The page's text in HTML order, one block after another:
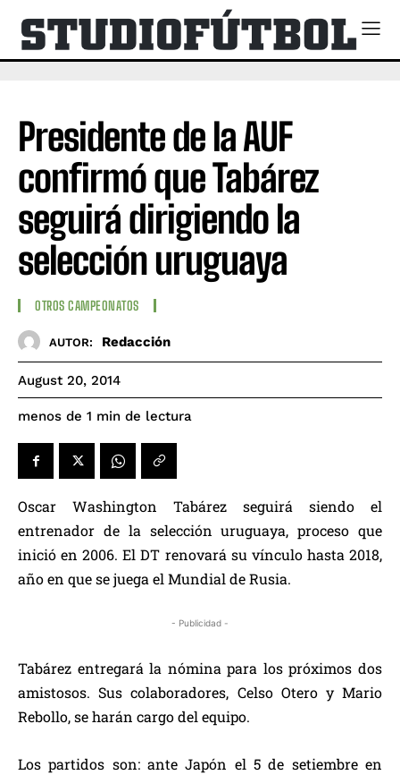
Presidente de la AUF
confirmó que Tabárez
seguirá dirigiendo la
selección uruguaya
OTROS CAMPEONATOS
AUTOR: Redacción
August 20, 2014
menos de 1 min de lectura
Oscar Washington Tabárez seguirá siendo el
entrenador de la selección uruguaya, proceso que
inició en 2006. El DT renovará su vínculo hasta 2018,
año en que se juega el Mundial de Rusia.
- Publicidad -
Tabárez entregará la nómina para los próximos dos
amistosos. Sus colaboradores, Celso Otero y Mario
Rebollo, se harán cargo del equipo.
Los partidos son: ante Japón el 5 de setiembre en